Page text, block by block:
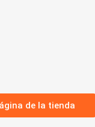
de la tienda